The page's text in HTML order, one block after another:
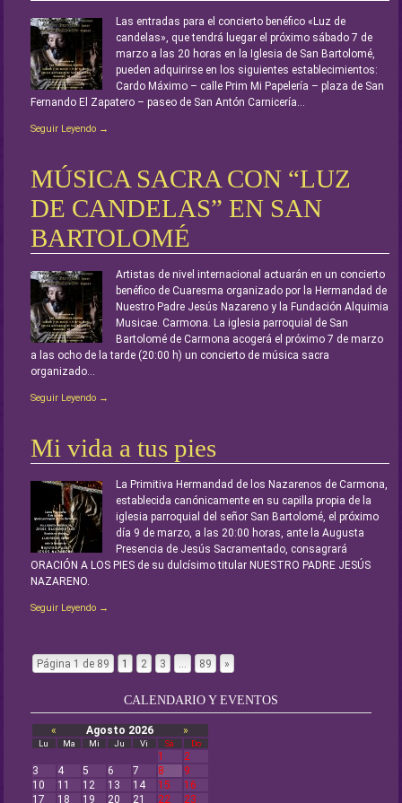
Las entradas para el concierto benéfico «Luz de
candelas», que tendrá luegar el próximo sábado 7 de
marzo a las 20 horas en la Iglesia de San Bartolomé,
pueden adquirirse en los siguientes establecimientos:
Cardo Máximo – calle Prim Mi Papelería – plaza de San
Fernando El Zapatero – paseo de San Antón Carnicería...
Seguir Leyendo →
MÚSICA SACRA CON “LUZ
DE CANDELAS” EN SAN
BARTOLOMÉ
Artistas de nivel internacional actuarán en un concierto
benéfico de Cuaresma organizado por la Hermandad de
Nuestro Padre Jesús Nazareno y la Fundación Alquimia
Musicae. Carmona. La iglesia parroquial de San
Bartolomé de Carmona acogerá el próximo 7 de marzo
a las ocho de la tarde (20:00 h) un concierto de música sacra
organizado...
Seguir Leyendo →
Mi vida a tus pies
La Primitiva Hermandad de los Nazarenos de Carmona,
establecida canónicamente en su capilla propia de la
iglesia parroquial del señor San Bartolomé, el próximo
día 9 de marzo, a las 20:00 horas, ante la Augusta
Presencia de Jesús Sacramentado, consagrará
ORACIÓN A LOS PIES de su dulcísimo titular NUESTRO PADRE JESÚS
NAZARENO.
Seguir Leyendo →
Page navigation
Página 1 de 89 1 2 3 89 »
CALENDARIO Y EVENTOS
« Agosto 2026 »
Lu Ma Mi Ju Vi Sá Do
1
2
3
4 5 6 7 8
9
10
11 12 13 14 15
16
17
18 19 20 21 22 23